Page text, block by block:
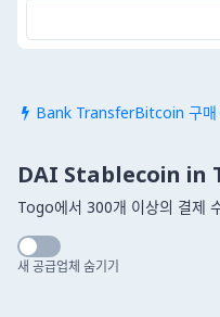
 Bank TransferBitcoin 구매
DAI Stablecoin in
Togo에서 300개 이상의 결제
새 공급업체 숨기기